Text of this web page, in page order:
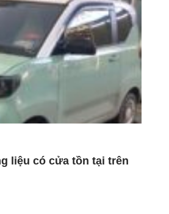
liệu có cửa tồn tại trên